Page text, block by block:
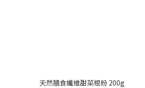
天然膳食纖維甜菜根粉 200g